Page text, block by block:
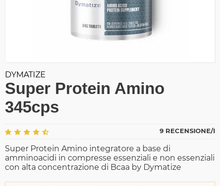
DYMATIZE
Super Protein Amino
345cps
9 RECENSIONE/I
Super Protein Amino integratore a base di
amminoacidi in compresse essenziali e non essenziali
con alta concentrazione di Bcaa by Dymatize